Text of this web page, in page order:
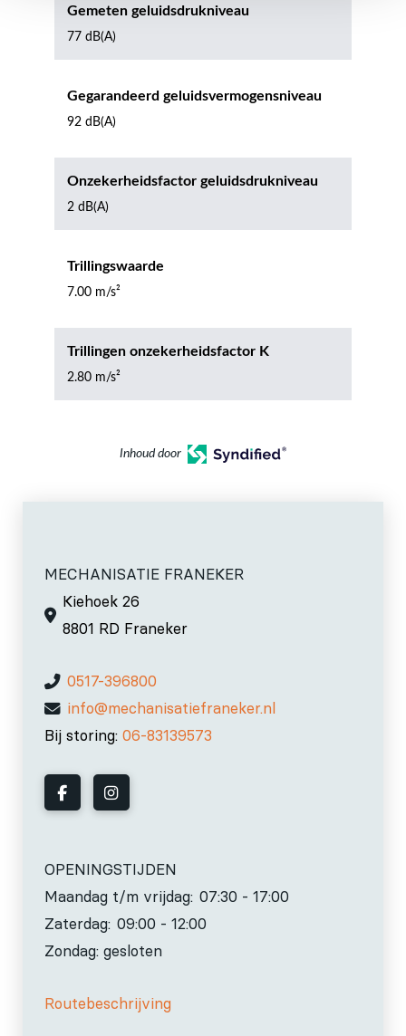
Gemeten geluidsdrukniveau
77 dB(A)
Gegarandeerd geluidsvermogensniveau
92 dB(A)
Onzekerheidsfactor geluidsdrukniveau
2 dB(A)
Trillingswaarde
7.00 m/s²
Trillingen onzekerheidsfactor K
2.80 m/s²
Inhoud door
MECHANISATIE FRANEKER
Kiehoek 26
8801 RD Franeker
0517-396800
info@mechanisatiefraneker.nl
Bij storing: 06-83139573
OPENINGSTIJDEN
Maandag t/m vrijdag: 07:30 - 17:00
Zaterdag: 09:00 - 12:00
Zondag: gesloten
Routebeschrijving